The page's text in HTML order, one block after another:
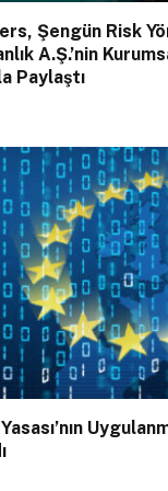
Şengün Risk
A.Ş.’nin
Paylaştı